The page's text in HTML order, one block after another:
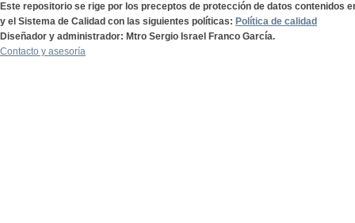
Este repositorio se rige por los preceptos de protección de datos contenidos
y el Sistema de Calidad con las siguientes políticas: Política de calidad
Diseñador y administrador: Mtro Sergio Israel Franco García.
Contacto y asesoría